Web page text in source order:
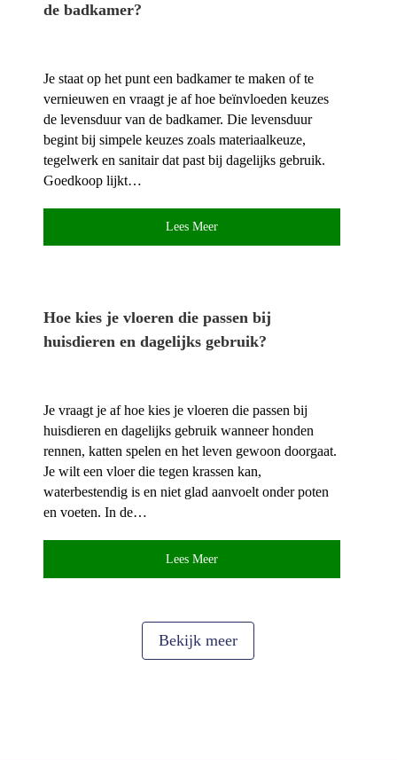
de badkamer?
Je staat op het punt een badkamer te maken of te
vernieuwen en vraagt je af hoe beïnvloeden keuzes
de levensduur van de badkamer.​ Die levensduur
begint bij simpele keuzes zoals materiaalkeuze,
tegelwerk en sanitair dat past bij dagelijks gebruik.​
Goedkoop lijkt…
Lees Meer
Hoe kies je vloeren die passen bij
huisdieren en dagelijks gebruik?
Je vraagt je af hoe kies je vloeren die passen bij
huisdieren en dagelijks gebruik wanneer honden
rennen, katten spelen en het leven gewoon doorgaat.​
Je wilt een vloer die tegen krassen kan,
waterbestendig is en niet glad aanvoelt onder poten
en voeten.​ In de…
Lees Meer
Bekijk meer